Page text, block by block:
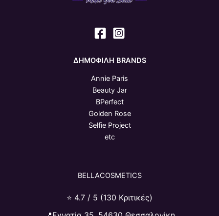
ΔΗΜΟΦΙΛΗ BRANDS
Annie Paris
Beauty Jar
BPerfect
Golden Rose
Selfie Project
etc
BELLACOSMETICS
⭐ 4.7 / 5 (130 Κριτικές)